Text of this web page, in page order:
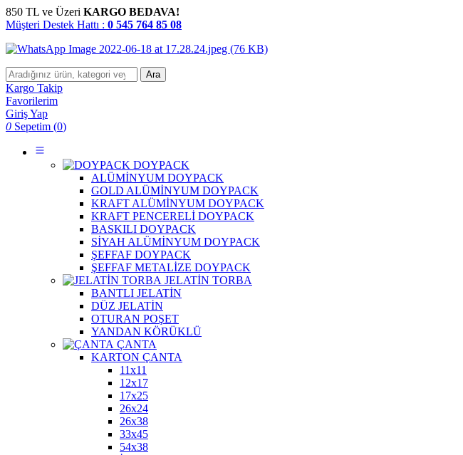
850 TL ve Üzeri KARGO BEDAVA!
Müşteri Destek Hattı : 0 545 764 85 08
Ara
Kargo Takip
Favorilerim
Giriş Yap
0 Sepetim (0)
DOYPACK
ALÜMİNYUM DOYPACK
GOLD ALÜMİNYUM DOYPACK
KRAFT ALÜMİNYUM DOYPACK
KRAFT PENCERELİ DOYPACK
BASKILI DOYPACK
SİYAH ALÜMİNYUM DOYPACK
ŞEFFAF DOYPACK
ŞEFFAF METALİZE DOYPACK
JELATİN TORBA
BANTLI JELATİN
DÜZ JELATİN
OTURAN POŞET
YANDAN KÖRÜKLÜ
ÇANTA
KARTON ÇANTA
11x11
12x17
17x25
26x24
26x38
33x45
54x38